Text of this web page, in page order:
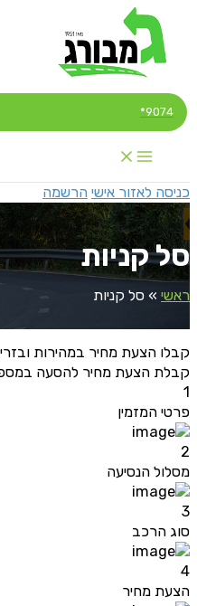
לתוכן
9074*
כניסה לאזור אישי הרשמה
סל קניות
ראשי » סל קניות
קבלו הצעת מחיר במהירות
קבלת הצעת מחיר להסעה
1
פרטי המזמין
2
מסלול הנסיעה
3
סוג הרכב
4
הצעת מחיר